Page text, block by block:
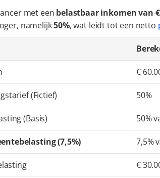
met een belastbaar inkomen van €
namelijk 50%, wat leidt tot een netto
€
(Fictief) 50%
(Basis) 50%
(7,5%) 7,5%
€